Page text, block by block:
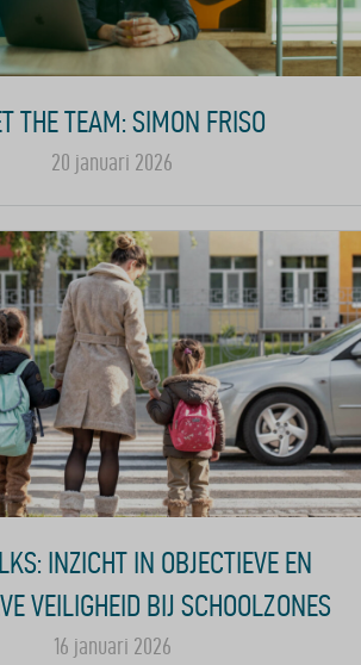
THE TEAM: SIMON FRISO
20 januari 2026
INZICHT IN OBJECTIEVE EN
VEILIGHEID BIJ SCHOOLZONES
16 januari 2026